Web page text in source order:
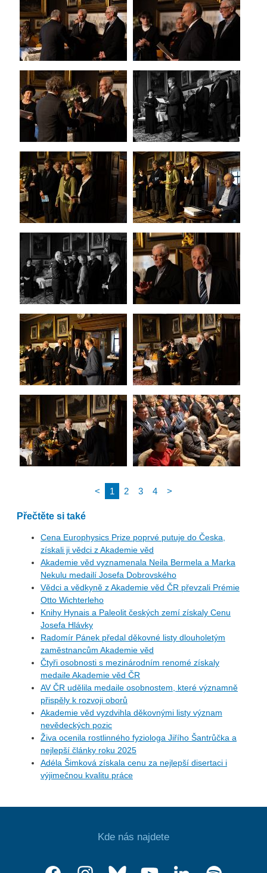
< 1 2 3 4 >
Přečtěte si také
Cena Europhysics Prize poprvé putuje do Česka,
získali ji vědci z Akademie věd
Akademie věd vyznamenala Neila Bermela a Marka
Nekulu medailí Josefa Dobrovského
Vědci a vědkyně z Akademie věd ČR převzali Prémie
Otto Wichterleho
Knihy Hynais a Paleolit českých zemí získaly Cenu
Josefa Hlávky
Radomír Pánek předal děkovné listy dlouholetým
zaměstnancům Akademie věd
Čtyři osobnosti s mezinárodním renomé získaly
medaile Akademie věd ČR
AV ČR udělila medaile osobnostem, které významně
přispěly k rozvoji oborů
Akademie věd vyzdvihla děkovnými listy význam
nevědeckých pozic
Živa ocenila rostlinného fyziologa Jiřího Šantrůčka a
nejlepší články roku 2025
Adéla Šimková získala cenu za nejlepší disertaci i
výjimečnou kvalitu práce
Kde nás najdete